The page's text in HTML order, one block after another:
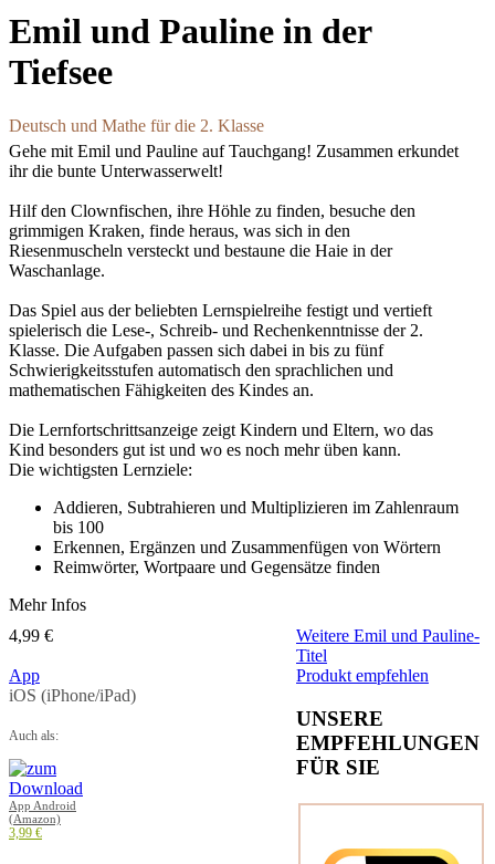
Emil und Pauline in der
Tiefsee
Deutsch und Mathe für die 2. Klasse
Gehe mit Emil und Pauline auf Tauchgang! Zusammen erkundet
ihr die bunte Unterwasserwelt!
Hilf den Clownfischen, ihre Höhle zu finden, besuche den
grimmigen Kraken, finde heraus, was sich in den
Riesenmuscheln versteckt und bestaune die Haie in der
Waschanlage.
Das Spiel aus der beliebten Lernspielreihe festigt und vertieft
spielerisch die Lese-, Schreib- und Rechenkenntnisse der 2.
Klasse. Die Aufgaben passen sich dabei in bis zu fünf
Schwierigkeitsstufen automatisch den sprachlichen und
mathematischen Fähigkeiten des Kindes an.
Die Lernfortschrittsanzeige zeigt Kindern und Eltern, wo das
Kind besonders gut ist und wo es noch mehr üben kann.
Die wichtigsten Lernziele:
Addieren, Subtrahieren und Multiplizieren im Zahlenraum
bis 100
Erkennen, Ergänzen und Zusammenfügen von Wörtern
Reimwörter, Wortpaare und Gegensätze finden
Mehr Infos
4,99 €
App
iOS (iPhone/iPad)
Auch als:
App Android
(Amazon)
3,99 €
Weitere Emil und Pauline-
Titel
Produkt empfehlen
UNSERE
EMPFEHLUNGEN
FÜR SIE